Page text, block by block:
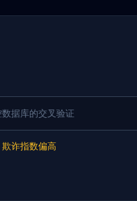
据库的交叉验证
诈指数偏高